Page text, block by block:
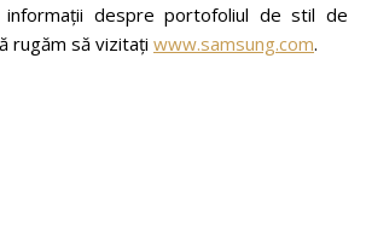
despre portofoliul de stil de
rugăm să vizitați www.samsung.com.